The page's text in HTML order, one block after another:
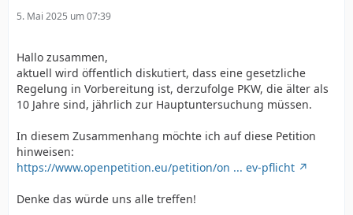
5. Mai 2025 um 07:39
Hallo zusammen,
aktuell wird öffentlich diskutiert, dass eine gesetzliche
Regelung in Vorbereitung ist, derzufolge PKW, die älter als
10 Jahre sind, jährlich zur Hauptuntersuchung müssen.
In diesem Zusammenhang möchte ich auf diese Petition
hinweisen:
https://www.openpetition.eu/petition/on ... ev-pflicht
Denke das würde uns alle treffen!